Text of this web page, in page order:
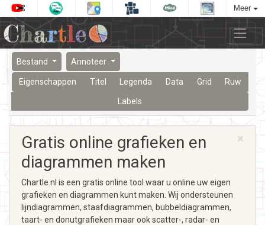
Meer
Bestand Annoteer
Eigenschappen Titel Legenda Data Grid Ruw
Labels
×
Gratis online grafieken en
diagrammen maken
Chartle.nl is een gratis online tool waar u online uw eigen
grafieken en diagrammen kunt maken. Wij ondersteunen
lijndiagrammen, staafdiagrammen, bubbeldiagrammen,
taart- en donutgrafieken maar ook scatter-, radar- en